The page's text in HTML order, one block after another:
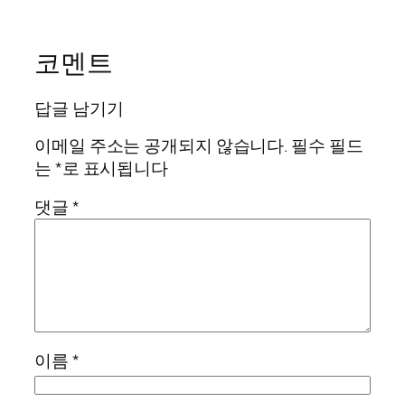
코멘트
답글 남기기
이메일 주소는 공개되지 않습니다. 필수 필드
는*로 표시됩니다
댓글*
이름*